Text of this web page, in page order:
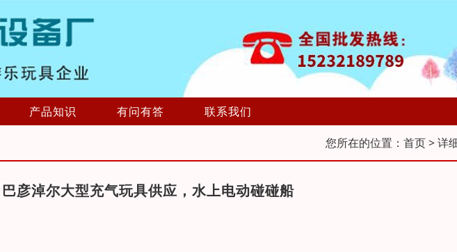
产品知识 有问有答 联系我们
您所在的位置： 首页> 详
巴彦淖尔大型充气玩具供应，水上电动碰碰船